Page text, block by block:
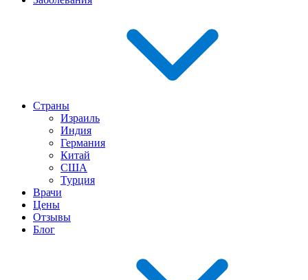
Страны
Израиль
Индия
Германия
Китай
США
Турция
Врачи
Цены
Отзывы
Блог